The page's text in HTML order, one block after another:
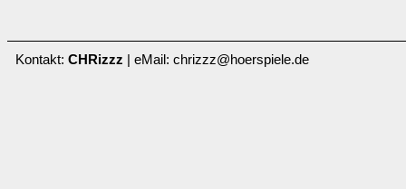
Kontakt: CHRizzz | eMail: chrizzz@hoerspiele.de